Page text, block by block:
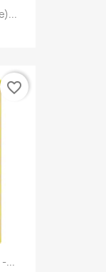
...
favorite_border